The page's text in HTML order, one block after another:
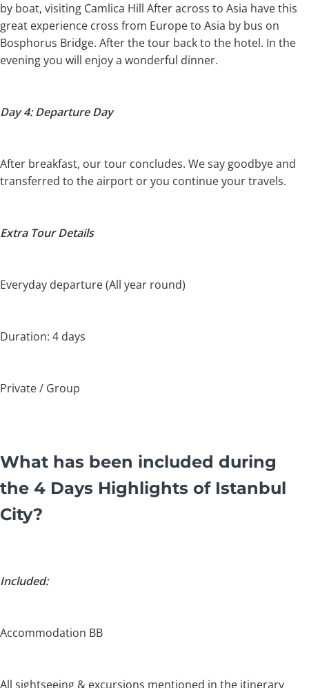
by boat, visiting Camlica Hill After across to Asia have this
great experience cross from Europe to Asia by bus on
Bosphorus Bridge. After the tour back to the hotel. In the
evening you will enjoy a wonderful dinner.
Day 4: Departure Day
After breakfast, our tour concludes. We say goodbye and
transferred to the airport or you continue your travels.
Extra Tour Details
Everyday departure (All year round)
Duration: 4 days
Private / Group
What has been included during
the 4 Days Highlights of Istanbul
City?
Included:
Accommodation BB
All sightseeing & excursions mentioned in the itinerary